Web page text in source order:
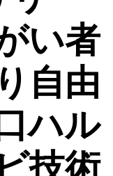
い者
自由
ハル
技術